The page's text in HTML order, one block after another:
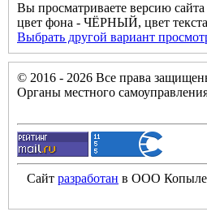
Вы просматриваете версию
цвет фона - ЧЁРНЫЙ, цвет
Выбрать другой вариант
© 2016 - 2026 Все права
Органы местного
Сайт разработан в ООО